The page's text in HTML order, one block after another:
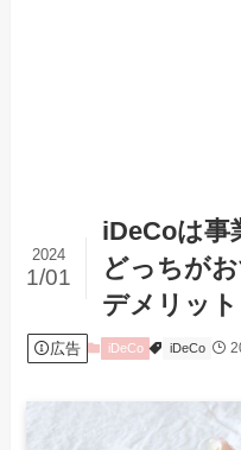
iDeCoは事
どっちが
デメリット
2024
1/01
広告 iDeCo iDeCo